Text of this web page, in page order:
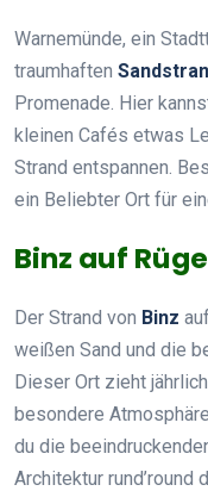
Warnemünde, ein
traumhaften
Promenade. Hier
kleinen Cafés etwas
Strand entspannen.
ein Beliebter Ort für
Binz auf
Der Strand von Binz
weißen Sand und die
Dieser Ort zieht
besondere
du die
Architektur rund’round